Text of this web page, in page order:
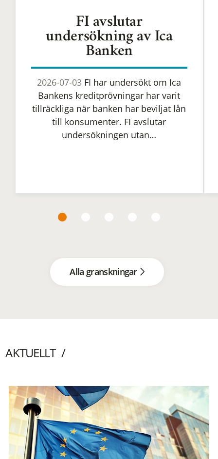
FI avslutar
undersökning av Ica
Banken
2026-07-03 FI har undersökt om Ica
Bankens kreditprövningar har varit
tillräckliga när banken har beviljat lån
till konsumenter. FI avslutar
undersökningen utan…
Alla granskningar
AKTUELLT